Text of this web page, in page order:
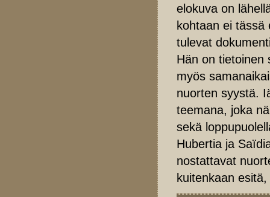
elokuva on
kohtaan ei tässä
tulevat
Hän on tietoinen
myös
nuorten syystä.
teemana, joka
sekä
Hubertia ja
nostattavat
kuitenkaan